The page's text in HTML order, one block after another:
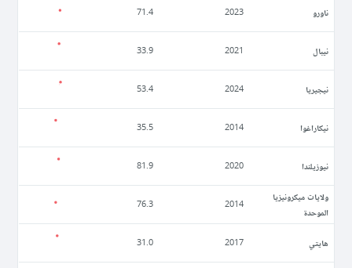
ناورو 2023
71.4
نيبال 2021
33.9
نيجيريا 2024
53.4
نيكاراغوا 2014
35.5
نيوزيلندا 2020
81.9
ولايات ميكرونيزيا
الموحدة
2014
76.3
ھايتي 2017
31.0